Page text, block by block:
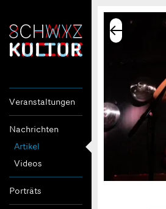
Veranstaltungen
Nachrichten
Artikel
Videos
Porträts